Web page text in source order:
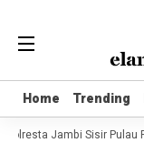
Home Trending
Home Trending
Jambi Sisir Pulau